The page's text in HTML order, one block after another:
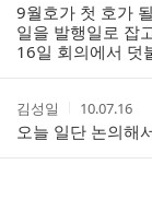
9월호가 첫 호가
일을 발행일로 잡
16일 회의에서 덧
작
성
자
김성일
작
성
시
간
10.07.16
오늘 일단 논의해